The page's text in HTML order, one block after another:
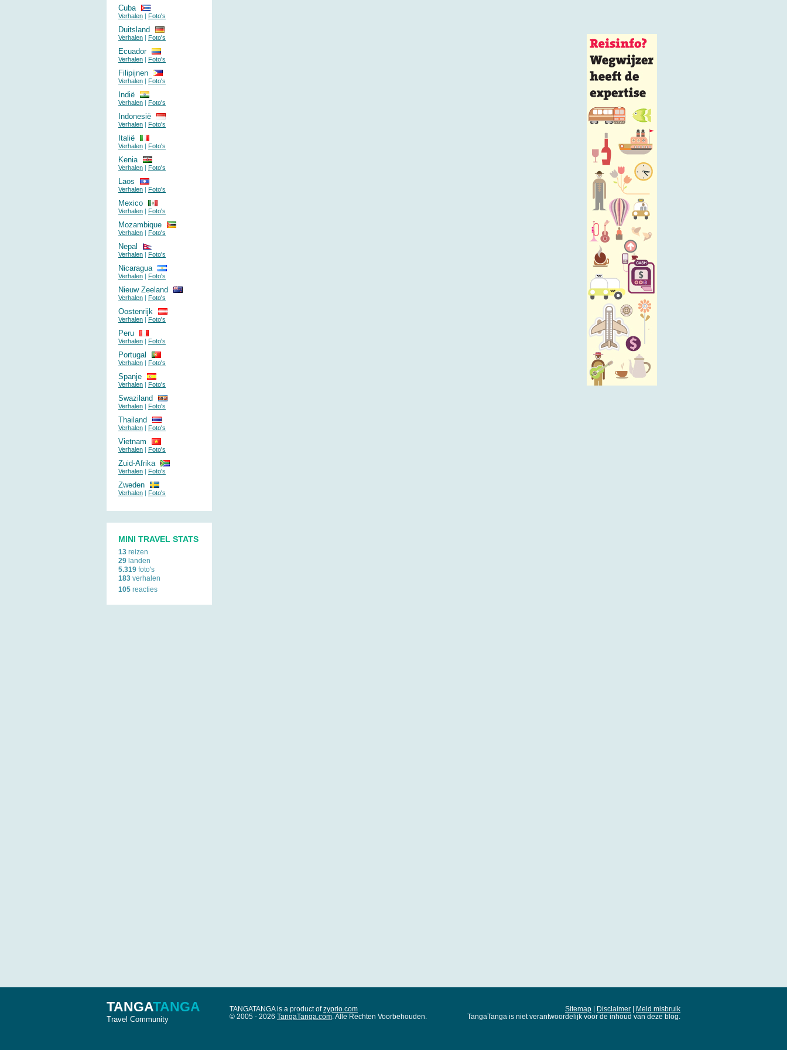
Cuba
Verhalen | Foto's
Duitsland
Verhalen | Foto's
Ecuador
Verhalen | Foto's
Filipijnen
Verhalen | Foto's
Indië
Verhalen | Foto's
Indonesië
Verhalen | Foto's
Italië
Verhalen | Foto's
Kenia
Verhalen | Foto's
Laos
Verhalen | Foto's
Mexico
Verhalen | Foto's
Mozambique
Verhalen | Foto's
Nepal
Verhalen | Foto's
Nicaragua
Verhalen | Foto's
Nieuw Zeeland
Verhalen | Foto's
Oostenrijk
Verhalen | Foto's
Peru
Verhalen | Foto's
Portugal
Verhalen | Foto's
Spanje
Verhalen | Foto's
Swaziland
Verhalen | Foto's
Thailand
Verhalen | Foto's
Vietnam
Verhalen | Foto's
Zuid-Afrika
Verhalen | Foto's
Zweden
Verhalen | Foto's
MINI TRAVEL STATS
13 reizen
29 landen
5.319 foto's
183 verhalen
105 reacties
TANGATANGA
Travel Community
TANGATANGA is a product ofzyprio.com
© 2005 - 2026 TangaTanga.com . Alle Rechten Voorbehouden.
Sitemap | Disclaimer | Meld misbruik
TangaTanga is niet verantwoordelijk voor de inhoud van deze blog.